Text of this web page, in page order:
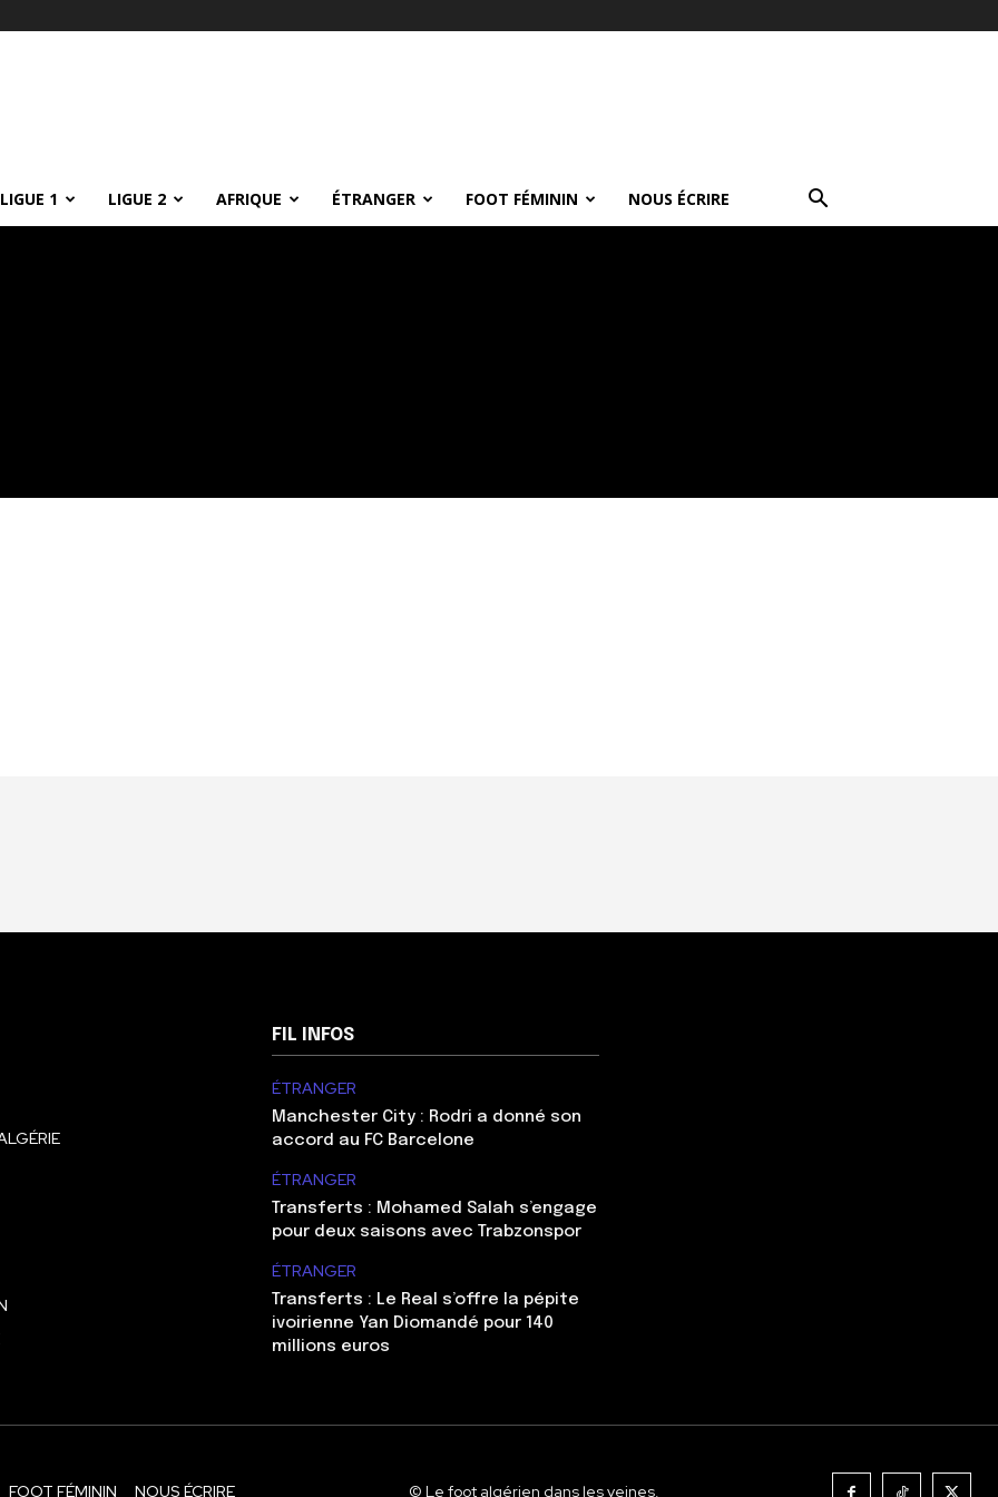
LIGUE 1 LIGUE 2 AFRIQUE ÉTRANGER FOOT FÉMININ NOUS ÉCRIRE
FIL INFOS
ÉTRANGER
Manchester City : Rodri a donné son
accord au FC Barcelone
ÉTRANGER
Transferts : Mohamed Salah s’engage
pour deux saisons avec Trabzonspor
ÉTRANGER
Transferts : Le Real s’offre la pépite
ivoirienne Yan Diomandé pour 140
millions euros
FOOT FÉMININ NOUS ÉCRIRE © Le foot algérien dans les veines.